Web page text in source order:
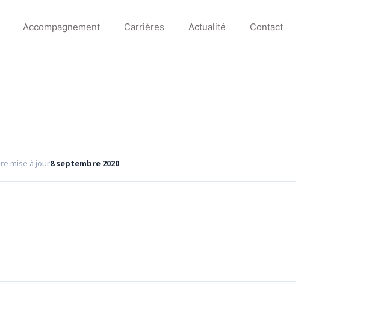
Accompagnement Carrières Actualité Contact
mise à jour8 septembre 2020